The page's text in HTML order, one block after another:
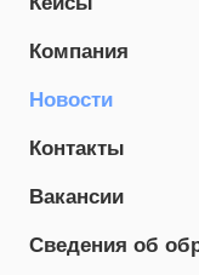
Компания
Новости
Контакты
Вакансии
Сведения об